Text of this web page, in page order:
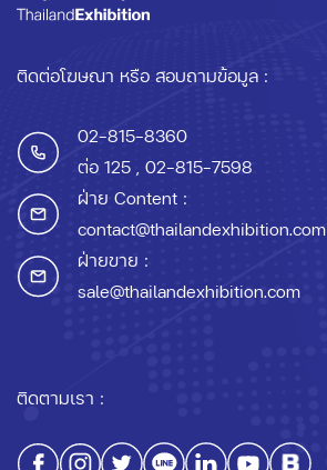
ติดต่อโฆษณา หรือ สอบถามข้อมูล :
02-815-8360
ต่อ 125 , 02-815-7598
ฝ่าย Content :
contact@thailandexhibition.com
ฝ่ายขาย :
sale@thailandexhibition.com
ติดตามเรา :